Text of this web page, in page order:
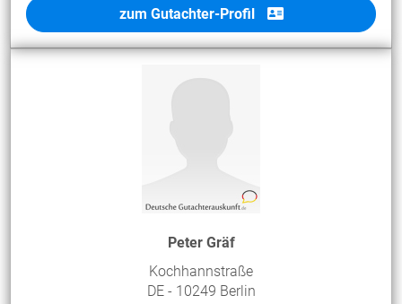
zum Gutachter-Profil
Peter Gräf
Kochhannstraße
DE - 10249 Berlin